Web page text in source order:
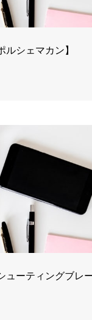
シェマカン】
ューティングブレ